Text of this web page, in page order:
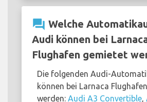
question_answer Welche
Audi können bei
Flughafen gemietet
Die folgenden Audi-
können bei Larnaca
werden: Audi A3 Convertible